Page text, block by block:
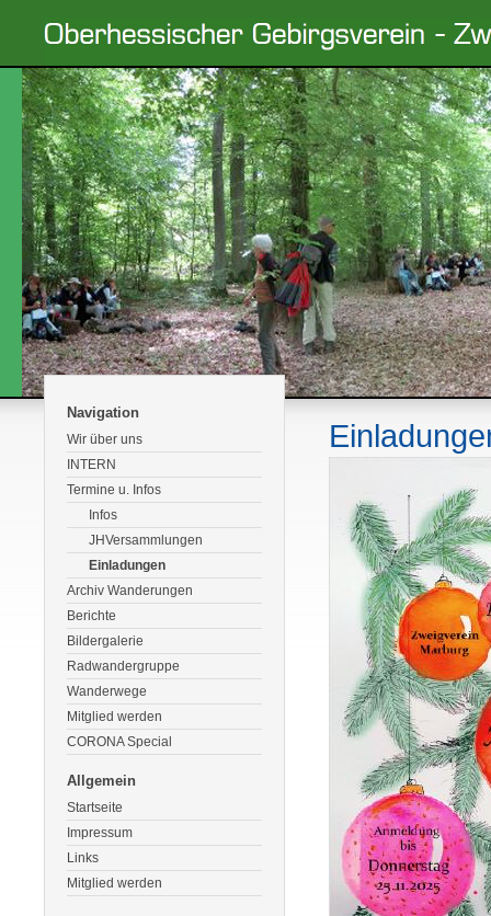
Navigation
Wir über uns
INTERN
Termine u. Infos
Infos
JHVersammlungen
Einladungen
Archiv Wanderungen
Berichte
Bildergalerie
Radwandergruppe
Wanderwege
Mitglied werden
CORONA Special
Allgemein
Startseite
Impressum
Links
Mitglied werden